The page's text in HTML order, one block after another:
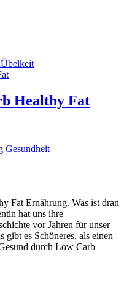
Übelkeit
Healthy Fat
Gesundheit
Fat Ernährung. Was ist dran
hat uns ihre
vor Jahren für unser
es Schöneres, als einen
durch Low Carb